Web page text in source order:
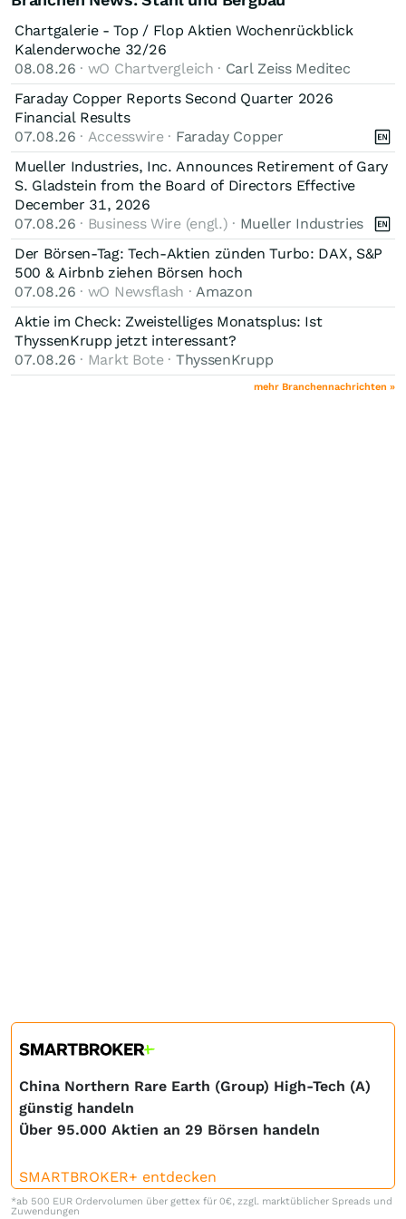
Chartgalerie - Top / Flop Aktien Wochenrückblick
Kalenderwoche 32/26
08.08.26 · wO Chartvergleich · Carl Zeiss Meditec
Faraday Copper Reports Second Quarter 2026
Financial Results
07.08.26 · Accesswire · Faraday Copper
Mueller Industries, Inc. Announces Retirement of Gary
S. Gladstein from the Board of Directors Effective
December 31, 2026
07.08.26 · Business Wire (engl.) · Mueller Industries
Der Börsen-Tag: Tech-Aktien zünden Turbo: DAX, S&P
500 & Airbnb ziehen Börsen hoch
07.08.26 · wO Newsflash · Amazon
Aktie im Check: Zweistelliges Monatsplus: Ist
ThyssenKrupp jetzt interessant?
07.08.26 · Markt Bote · ThyssenKrupp
mehr Branchennachrichten »
China Northern Rare Earth (Group) High-Tech (A)
günstig handeln
Über 95.000 Aktien an 29 Börsen handeln
SMARTBROKER+ entdecken
*ab 500 EUR Ordervolumen über gettex für 0€, zzgl. marktüblicher Spreads und
Zuwendungen